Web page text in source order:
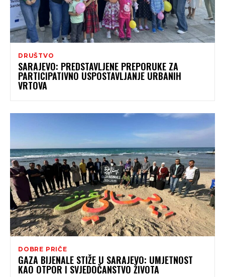
DRUŠTVO
SARAJEVO: PREDSTAVLJENE PREPORUKE ZA
PARTICIPATIVNO USPOSTAVLJANJE URBANIH
VRTOVA
DOBRE PRIČE
GAZA BIJENALE STIŽE U SARAJEVO: UMJETNOST
KAO OTPOR I SVJEDOČANSTVO ŽIVOTA